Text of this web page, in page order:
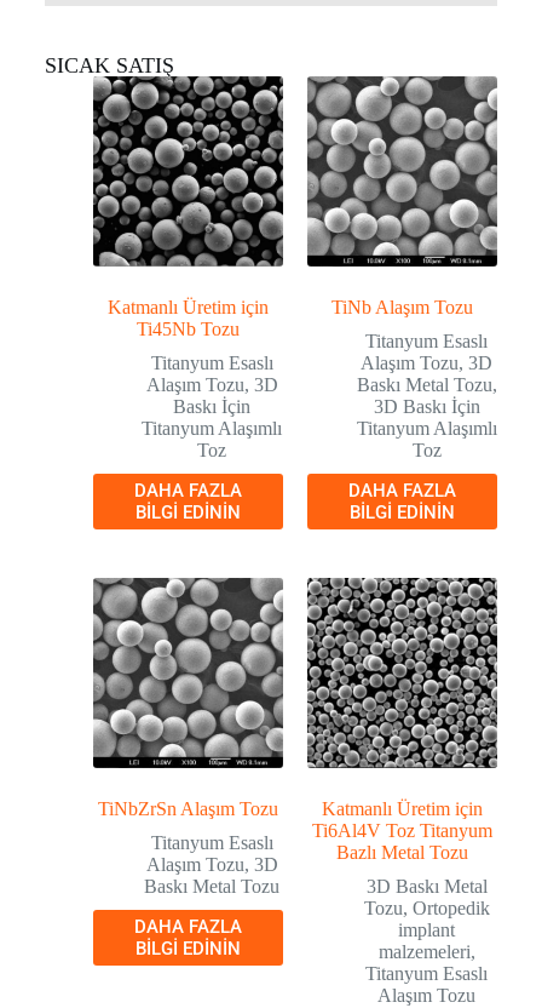
SICAK SATIŞ
Katmanlı Üretim için
Ti45Nb Tozu
Titanyum Esaslı
Alaşım Tozu, 3D
Baskı İçin
Titanyum Alaşımlı
Toz
DAHA FAZLA
BILGI EDININ
TiNb Alaşım Tozu
Titanyum Esaslı
Alaşım Tozu,3D
Baskı Metal Tozu,
3D Baskı İçin
Titanyum Alaşımlı
Toz
DAHA FAZLA
BILGI EDININ
TiNbZrSn Alaşım Tozu
Titanyum Esaslı
Alaşım Tozu, 3D
Baskı Metal Tozu
DAHA FAZLA
BILGI EDININ
Katmanlı Üretim için
Ti6Al4V Toz Titanyum
Bazlı Metal Tozu
3D Baskı Metal
Tozu, Ortopedik
implant
malzemeleri,
Titanyum Esaslı
Alaşım Tozu